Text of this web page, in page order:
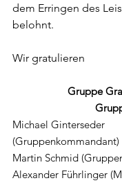
dem Erringen des
belohnt.
Wir gratulieren
Gruppe
Michael Ginterseder
(Gruppenkommandant)
Martin Schmid
Alexander Führlinger